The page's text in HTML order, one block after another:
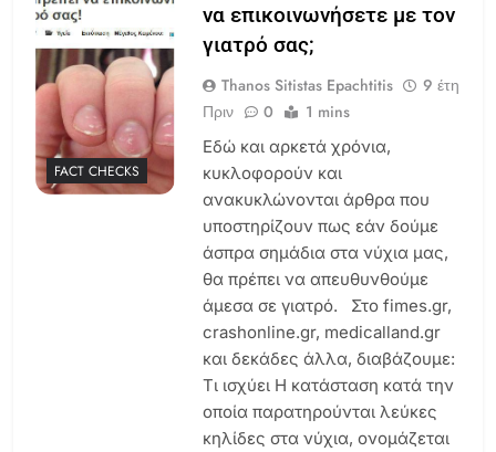
FACT CHECKS
να επικοινωνήσετε με τον
γιατρό σας;
Thanos Sitistas Epachtitis
9 έτη
Πριν
0 1 mins
Εδώ και αρκετά χρόνια,
κυκλοφορούν και
ανακυκλώνονται άρθρα που
υποστηρίζουν πως εάν δούμε
άσπρα σημάδια στα νύχια μας,
θα πρέπει να απευθυνθούμε
άμεσα σε γιατρό. Στο fimes.gr,
crashonline.gr, medicalland.gr
και δεκάδες άλλα, διαβάζουμε:
Τι ισχύει Η κατάσταση κατά την
οποία παρατηρούνται λεύκες
κηλίδες στα νύχια, ονομάζεται